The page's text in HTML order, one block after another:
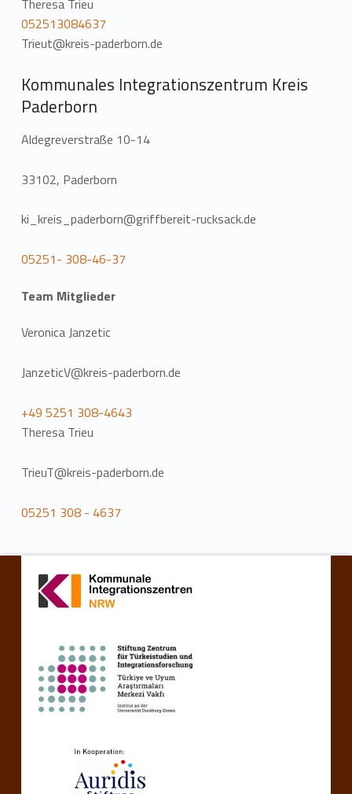
Theresa Trieu
052513084637
Trieut@kreis-paderborn.de
Kommunales Integrationszentrum Kreis
Paderborn
Aldegreverstraße 10-14
33102, Paderborn
ki_kreis_paderborn@griffbereit-rucksack.de
05251- 308-46-37
Team Mitglieder
Veronica Janzetic
JanzeticV@kreis-paderborn.de
+49 5251 308-4643
Theresa Trieu
TrieuT@kreis-paderborn.de
05251 308 - 4637